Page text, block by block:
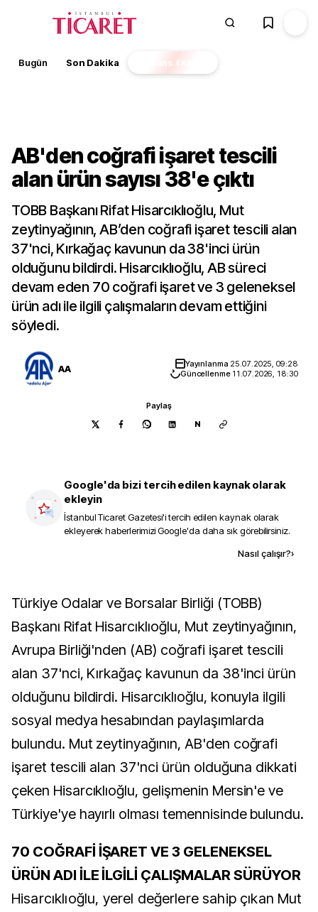
Bugün Son Dakika Finans EKSTRA
AB'den coğrafi işaret tescili
alan ürün sayısı 38'e çıktı
TOBB Başkanı Rifat Hisarcıklıoğlu, Mut
zeytinyağının, AB’den coğrafi işaret tescili alan
37'nci, Kırkağaç kavunun da 38'inci ürün
olduğunu bildirdi. Hisarcıklıoğlu, AB süreci
devam eden 70 coğrafi işaret ve 3 geleneksel
ürün adı ile ilgili çalışmaların devam ettiğini
söyledi.
AA Yayınlanma 25.07.2025, 09:28
Güncellenme 11.07.2026, 18:30
Paylaş
N
Google'da bizi tercih edilen kaynak olarak
ekleyin
İstanbul Ticaret Gazetesi'i tercih edilen kaynak olarak
ekleyerek haberlerimizi Google'da daha sık görebilirsiniz.
Nasıl çalışır?›
Türkiye Odalar ve Borsalar Birliği (TOBB)
Başkanı Rifat Hisarcıklıoğlu, Mut zeytinyağının,
Avrupa Birliği'nden (AB) coğrafi işaret tescili
alan 37'nci, Kırkağaç kavunun da 38'inci ürün
olduğunu bildirdi. Hisarcıklıoğlu, konuyla ilgili
sosyal medya hesabından paylaşımlarda
bulundu. Mut zeytinyağının, AB'den coğrafi
işaret tescili alan 37'nci ürün olduğuna dikkati
çeken Hisarcıklıoğlu, gelişmenin Mersin'e ve
Türkiye'ye hayırlı olması temennisinde bulundu.
70 COĞRAFİ İŞARET VE 3 GELENEKSEL
ÜRÜN ADI İLE İLGİLİ ÇALIŞMALAR SÜRÜYOR
Hisarcıklıoğlu, yerel değerlere sahip çıkan Mut